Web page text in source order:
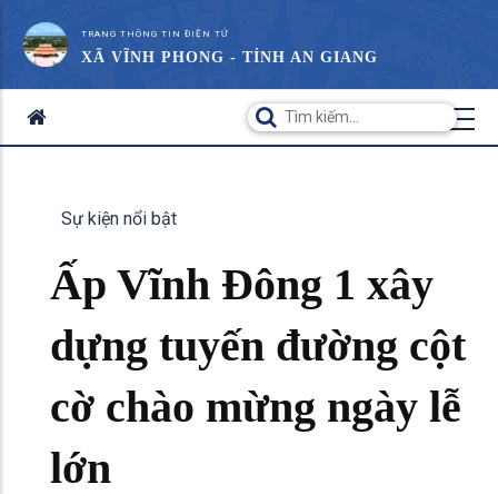
TRANG THÔNG TIN ĐIỆN TỬ
XÃ VĨNH PHONG - TỈNH AN GIANG
Sự kiện nổi bật
Ấp Vĩnh Đông 1 xây
dựng tuyến đường cột
cờ chào mừng ngày lễ
lớn